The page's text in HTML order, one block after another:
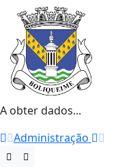
A obter dados...
Administração